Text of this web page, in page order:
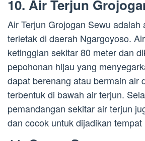
10. Air Terjun
Air Terjun Grojogan Sewu adalah
terletak di daerah Ngargoyoso.
ketinggian sekitar 80 meter dan
pepohonan hijau yang
dapat berenang atau bermain air
terbentuk di bawah air terjun.
pemandangan sekitar air terjun
dan cocok untuk dijadikan tempat